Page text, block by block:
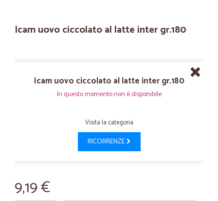
Icam uovo ciccolato al latte inter gr.180
Icam uovo ciccolato al latte inter gr.180
In questo momento non è disponibile
Visita la categoria
RICORRENZE
9,19 €